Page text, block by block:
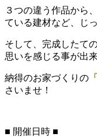
３つの違う作品から
ている建材など、じ
そして、完成したて
思いを感じる事が出来
納得のお家づくりの
さいませ！
■ 開催日時 ■